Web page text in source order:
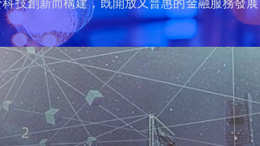
技創新而構建，既開放又普惠的金融服務發展